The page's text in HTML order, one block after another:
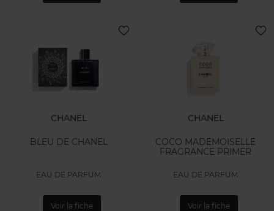
CHANEL
BLEU DE CHANEL
EAU DE PARFUM
Voir la fiche
CHANEL
COCO MADEMOISELLE
FRAGRANCE PRIMER
EAU DE PARFUM
Voir la fiche